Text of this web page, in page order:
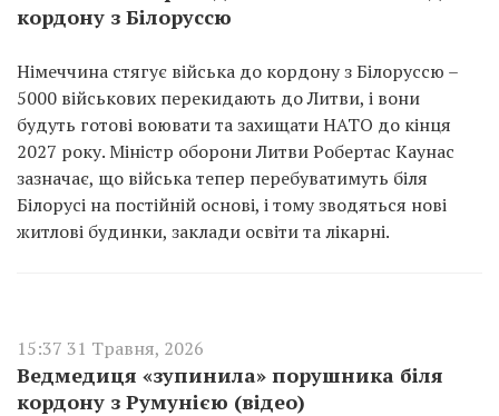
кордону з Білоруссю
Німеччина стягує війська до кордону з Білоруссю –
5000 військових перекидають до Литви, і вони
будуть готові воювати та захищати НАТО до кінця
2027 року. Міністр оборони Литви Робертас Каунас
зазначає, що війська тепер перебуватимуть біля
Білорусі на постійній основі, і тому зводяться нові
житлові будинки, заклади освіти та лікарні.
15:37 31 Травня, 2026
Ведмедиця «зупинила» порушника біля
кордону з Румунією (відео)